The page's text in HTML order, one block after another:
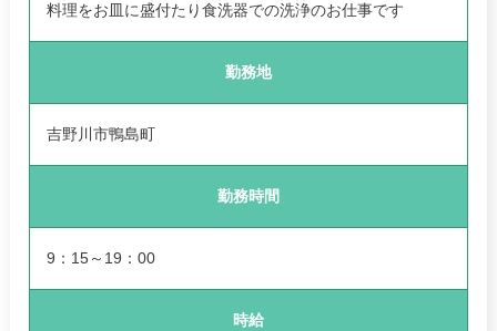
料理をお皿に盛付たり食洗器での洗浄のお仕事です
勤務地
吉野川市鴨島町
勤務時間
9：15～19：00
時給